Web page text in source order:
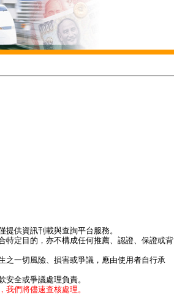
供資訊刊載與查詢平台服務。
特定目的，亦不構成任何推薦、認證、保證或背
之一切風險、損害或爭議，應由使用者自行承
全或爭議處理負責。
們將儘速查核處理。